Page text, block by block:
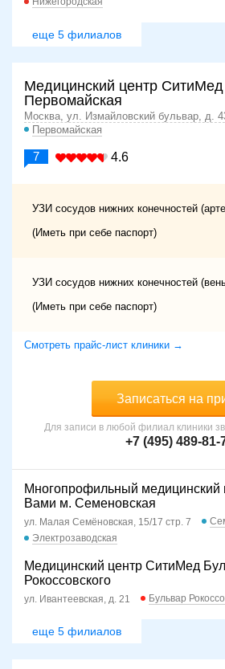
еще 5 филиалов
Медицинский центр СитиМед
Первомайская
Москва, ул. Измайловский бульвар, д.
Первомайская
7 4.6
УЗИ сосудов нижних конечностей
(Иметь при себе паспорт)
УЗИ сосудов нижних конечностей
(Иметь при себе паспорт)
Смотреть прайс-лист клиники →
Записаться на
Для записи в любой филиал клиники
+7 (495) 489-81-
Многопрофильный медицинский
Вами м. Семеновская
ул. Малая Семёновская, 15/17 стр. 7
Электрозаводская
Медицинский центр СитиМед
Рокоссовского
ул. Ивантеевская, д. 21 Бульвар
еще 5 филиалов